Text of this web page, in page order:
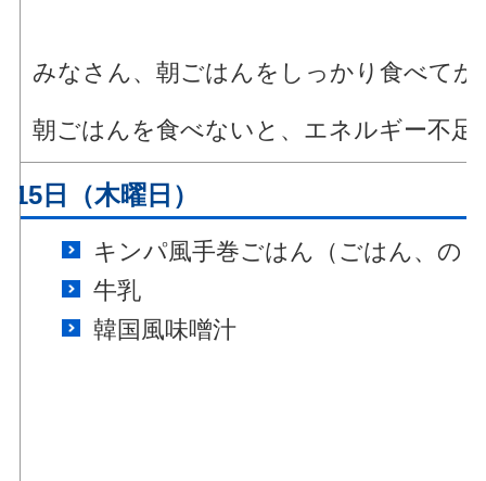
みなさん、朝ごはんをしっかり食べて
朝ごはんを食べないと、エネルギー不
15日（木曜日）
キンパ風手巻ごはん（ごはん、の
牛乳
韓国風味噌汁